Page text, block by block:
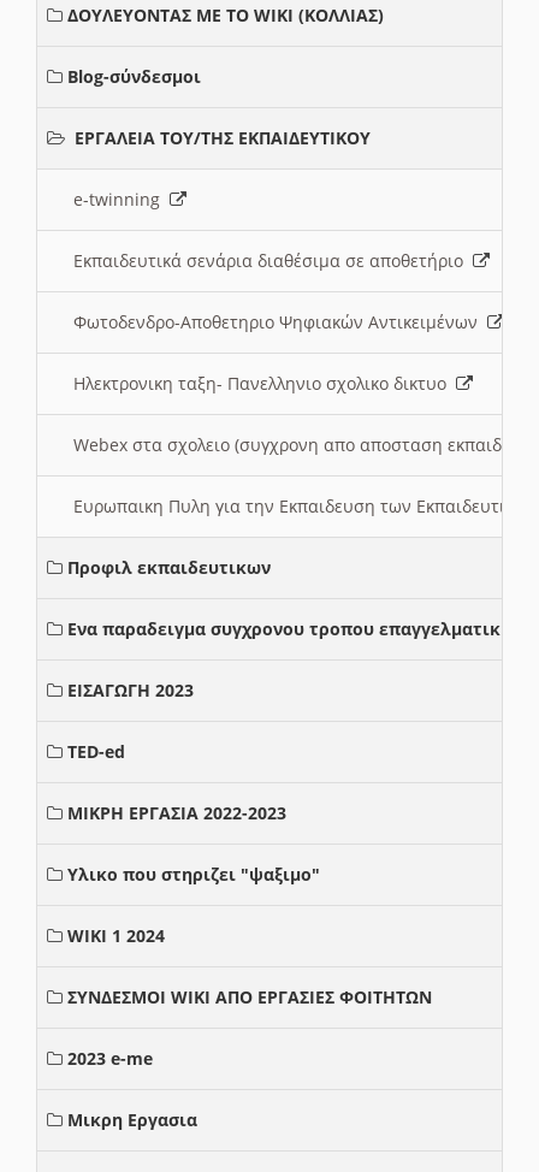
ΔΟΥΛΕΥΟΝΤΑΣ ΜΕ ΤΟ WIKI (ΚΟΛΛΙΑΣ)
Blog-σύνδεσμοι
ΕΡΓΑΛΕΙΑ ΤΟΥ/ΤΗΣ ΕΚΠΑΙΔΕΥΤΙΚΟΥ
e-twinning
Εκπαιδευτικά σενάρια διαθέσιμα σε αποθετήριο
Φωτοδενδρο-Αποθετηριο Ψηφιακών Αντικειμένων
Ηλεκτρονικη ταξη- Πανελληνιο σχολικο δικτυο
Webex στα σχολειο (συγχρονη απο αποσταση
Ευρωπαικη Πυλη για την Εκπαιδευση των
Προφιλ εκπαιδευτικων
Ενα παραδειγμα συγχρονου τροπου επαγγελματικης
ΕΙΣΑΓΩΓΗ 2023
TED-ed
ΜΙΚΡΗ ΕΡΓΑΣΙΑ 2022-2023
Υλικο που στηριζει "ψαξιμο"
WIKI 1 2024
ΣΥΝΔΕΣΜΟΙ WIKI ΑΠΟ ΕΡΓΑΣΙΕΣ ΦΟΙΤΗΤΩΝ
2023 e-me
Μικρη Εργασια